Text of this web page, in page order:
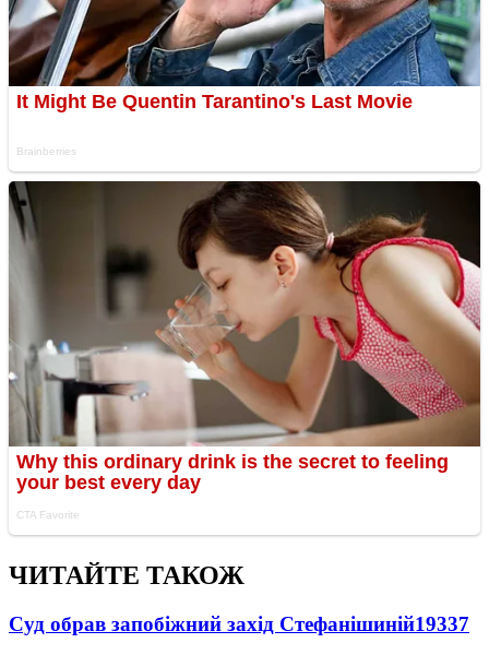
ЧИТАЙТЕ ТАКОЖ
Суд обрав запобіжний захід Стефанішиній19337